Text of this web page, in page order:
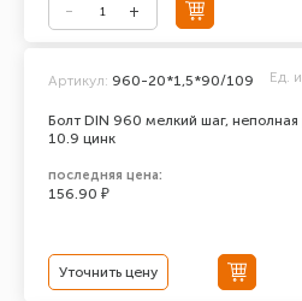
Болт DIN 960 мелкий шаг,
10.9 цинк
Артикул: 960-20*1,5*90/109 Ед.
последняя цена:
156.90 ₽
Уточнить цену